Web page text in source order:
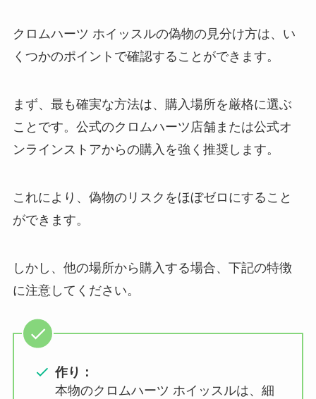
クロムハーツ ホイッスルの偽物の見分け方は、い
くつかのポイントで確認することができます。
まず、最も確実な方法は、購入場所を厳格に選ぶ
ことです。公式のクロムハーツ店舗または公式オ
ンラインストアからの購入を強く推奨します。
これにより、偽物のリスクをほぼゼロにすること
ができます。
しかし、他の場所から購入する場合、下記の特徴
に注意してください。
作り：
本物のクロムハーツ ホイッスルは、細